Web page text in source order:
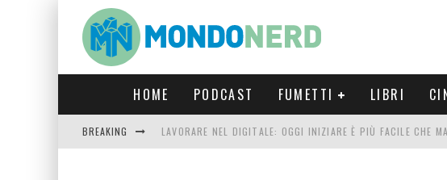
HOME PODCAST FUMETTI LIBRI
BREAKING LAVORARE NEL DIGITALE: OGGI INIZIARE È PIÙ FACILE CHE